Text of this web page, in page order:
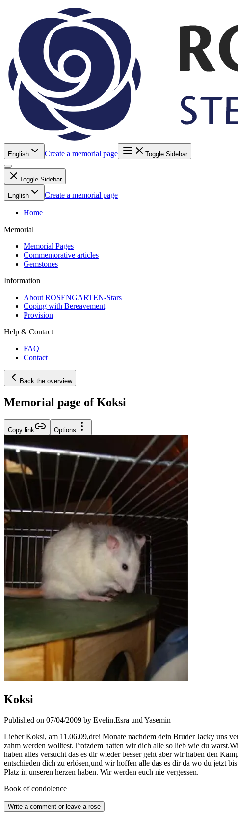
English Create a memorial page Toggle Sidebar
Toggle Sidebar
English Create a memorial page
Home
Memorial
Memorial Pages
Commemorative articles
Gemstones
Information
About ROSENGARTEN-Stars
Coping with Bereavement
Provision
Help & Contact
FAQ
Contact
Back the overview
Memorial page of Koksi
Copy link Options
Koksi
Published on 07/04/2009 by Evelin,Esra und Yasemin
Lieber Koksi, am 11.06.09,drei Monate nachdem dein Bruder Jacky uns
zahm werden wolltest.Trotzdem hatten wir dich alle so lieb wie du
haben alles versucht das es dir wieder besser geht aber wir haben den
entschieden dich zu erlösen,und wir hoffen alle das es dir da wo du jetzt
Platz in unseren herzen haben. Wir werden euch nie vergessen.
Book of condolence
Write a comment or leave a rose